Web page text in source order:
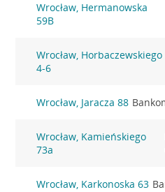
Wrocław, Hermanowska
59B
Wrocław, Horbaczewskiego
4-6
Wrocław, Jaracza 88
Wrocław, Kamieńskiego
73a
Wrocław, Karkonoska 63